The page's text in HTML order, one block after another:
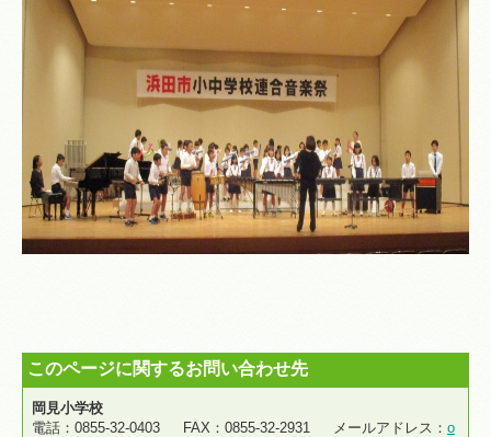
このページに関するお問い合わせ先
岡見小学校
電話：0855-32-0403 FAX：0855-32-2931 メールアドレス： o